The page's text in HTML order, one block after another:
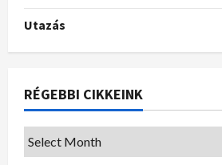
Utazás
RÉGEBBI CIKKEINK